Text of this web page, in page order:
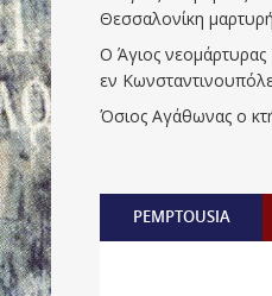
Θεσσαλονίκη
Ο Άγιος
εν
Όσιος Αγάθωνας ο
PEMPTOUSIA